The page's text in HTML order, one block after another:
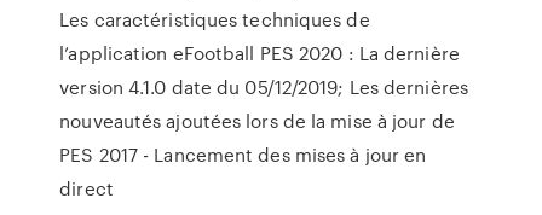
Les caractéristiques techniques de
l’application eFootball PES 2020 : La dernière
version 4.1.0 date du 05/12/2019; Les dernières
nouveautés ajoutées lors de la mise à jour de
PES 2017 - Lancement des mises à jour en
direct